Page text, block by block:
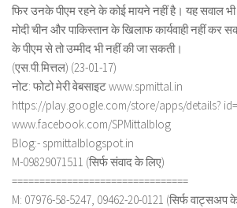
फिर उनके पीएम रहने के कोई मायने नहीं है। यह सवाल भी
मोदी चीन और पाकिस्तान के खिलाफ कार्यवाही नहीं कर
के पीएम से तो उम्मीद भी नहीं की जा सकती।
(एस.पी.मित्तल) (23-01-17)
नोट: फोटो मेरी वेबसाइट www.spmittal.in
https://play.google.com/store/apps/details?
www.facebook.com/SPMittalblog
Blog:- spmittalblogspot.in
M-09829071511 (सिर्फ संवाद के लिए)
================================
M: 07976-58-5247, 09462-20-0121 (सिर्फ वाट्सअप